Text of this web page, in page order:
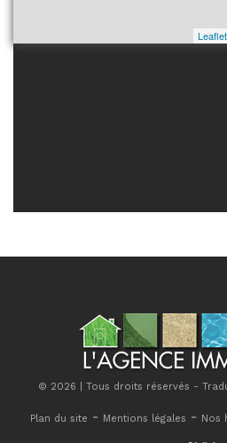
Leaflet
© 2026 | Tous droits réservés -
Plan du site - Mentions légales - Nos